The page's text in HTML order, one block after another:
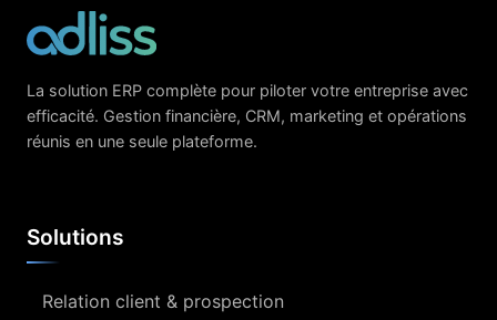
La solution ERP complète pour piloter votre entreprise avec
efficacité. Gestion financière, CRM, marketing et opérations
réunis en une seule plateforme.
Solutions
Relation client & prospection